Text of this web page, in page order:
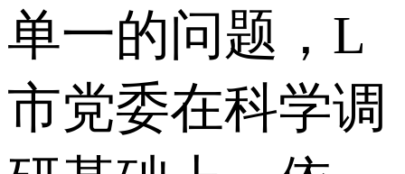
单一的问题，L
市党委在科学调